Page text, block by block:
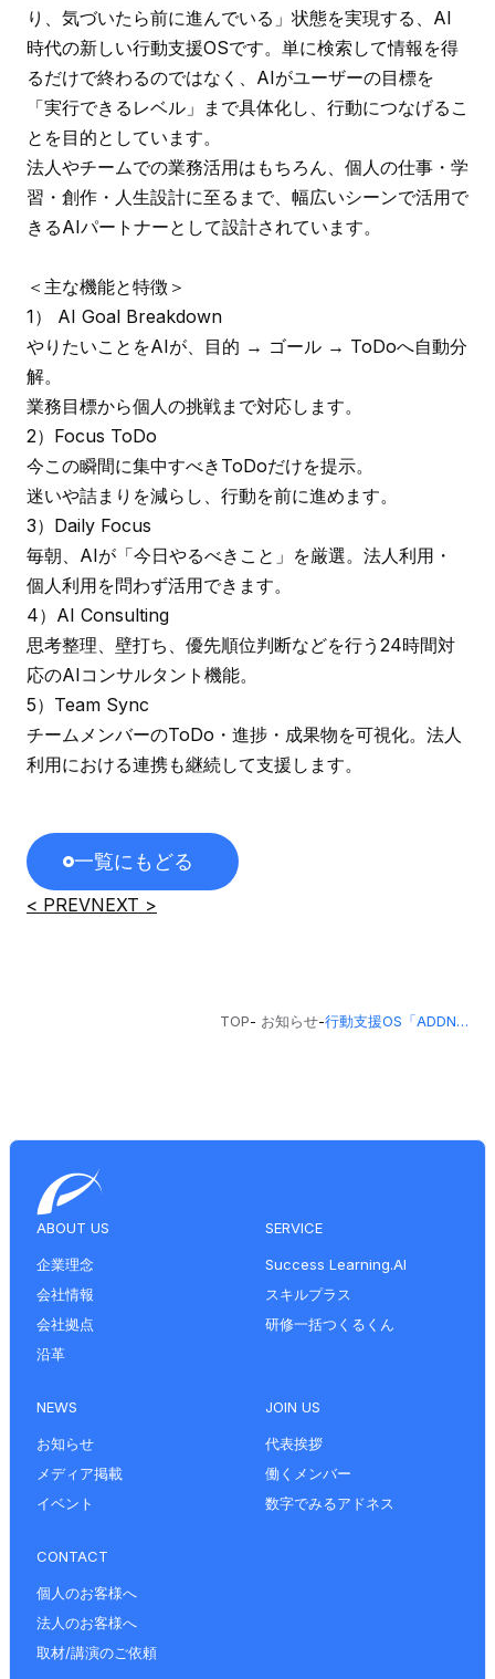
り、気づいたら前に進んでいる」状態を実現する、AI
時代の新しい行動支援OSです。単に検索して情報を得
るだけで終わるのではなく、AIがユーザーの目標を
「実行できるレベル」まで具体化し、行動につなげるこ
とを目的としています。
法人やチームでの業務活用はもちろん、個人の仕事・学
習・創作・人生設計に至るまで、幅広いシーンで活用で
きるAIパートナーとして設計されています。
＜主な機能と特徴＞
1） AI Goal Breakdown
やりたいことをAIが、目的 → ゴール → ToDoへ自動分
解。
業務目標から個人の挑戦まで対応します。
2）Focus ToDo
今この瞬間に集中すべきToDoだけを提示。
迷いや詰まりを減らし、行動を前に進めます。
3）Daily Focus
毎朝、AIが「今日やるべきこと」を厳選。法人利用・
個人利用を問わず活用できます。
4）AI Consulting
思考整理、壁打ち、優先順位判断などを行う24時間対
応のAIコンサルタント機能。
5）Team Sync
チームメンバーのToDo・進捗・成果物を可視化。法人
利用における連携も継続して支援します。
一覧にもどる
< PREVNEXT >
TOP- お知らせ- 行動支援OS「ADDNESS」を正式リリース。法人向けAIプラットフォームを基盤に、個人でも利用可能なサービスへ
ABOUT US
企業理念
会社情報
会社拠点
沿革
SERVICE
Success Learning.AI
スキルプラス
研修一括つくるくん
NEWS
お知らせ
メディア掲載
イベント
JOIN US
代表挨拶
働くメンバー
数字でみるアドネス
CONTACT
個人のお客様へ
法人のお客様へ
取材/講演のご依頼